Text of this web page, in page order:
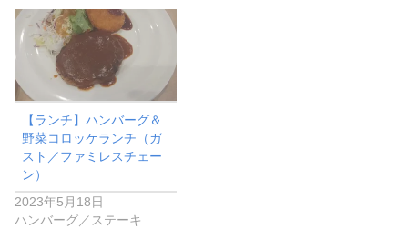
【ランチ】ハンバーグ＆
野菜コロッケランチ（ガ
スト／ファミレスチェー
ン）
2023年5月18日
ハンバーグ／ステーキ